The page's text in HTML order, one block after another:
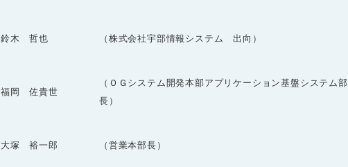
鈴木 哲也 （株式会社宇部情報システム 出向）
福岡 佐貴世
（ＯＧシステム開発本部アプリケーション基盤システム部
長）
大塚 裕一郎 （営業本部長）